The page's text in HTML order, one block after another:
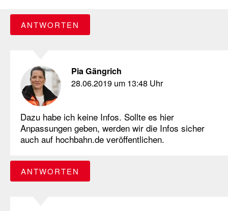
ANTWORTEN
Pia Gängrich
28.06.2019 um 13:48 Uhr
Dazu habe ich keine Infos. Sollte es hier
Anpassungen geben, werden wir die Infos sicher
auch auf hochbahn.de veröffentlichen.
ANTWORTEN